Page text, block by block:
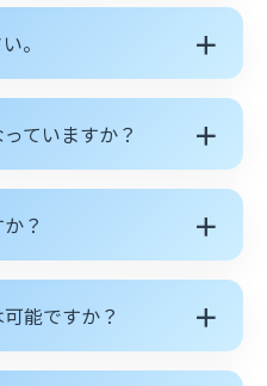
。 ＋
ていますか？ ＋
？ ＋
能ですか？ ＋